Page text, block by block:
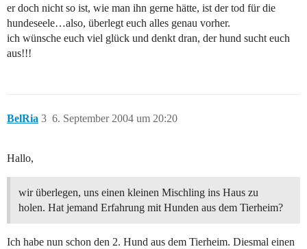
er doch nicht so ist, wie man ihn gerne hätte, ist der tod für die
hundeseele…also, überlegt euch alles genau vorher.
ich wünsche euch viel glück und denkt dran, der hund sucht euch
aus!!!
BelRia 6. September 2004 um 20:20
3
Hallo,
wir überlegen, uns einen kleinen Mischling ins Haus zu
holen. Hat jemand Erfahrung mit Hunden aus dem Tierheim?
Ich habe nun schon den 2. Hund aus dem Tierheim. Diesmal einen